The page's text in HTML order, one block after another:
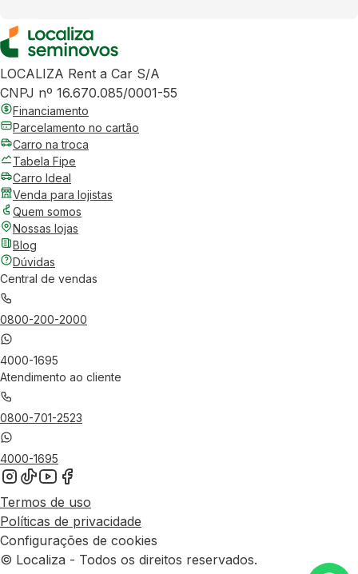
LOCALIZA Rent a Car S/A
CNPJ nº 16.670.085/0001-55
Financiamento
Parcelamento no cartão
Carro na troca
Tabela Fipe
Carro Ideal
Venda para lojistas
Quem somos
Nossas lojas
Blog
Dúvidas
Central de vendas
0800-200-2000
4000-1695
Atendimento ao cliente
0800-701-2523
4000-1695
Termos de uso
Políticas de privacidade
Configurações de cookies
© Localiza - Todos os direitos reservados.